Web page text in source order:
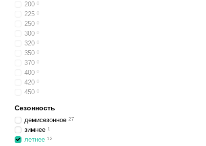
200 0
225 0
250 0
300 0
320 0
350 0
370 0
400 0
420 0
450 0
Сезонность
демисезонное 27
зимнее 1
летнее 12